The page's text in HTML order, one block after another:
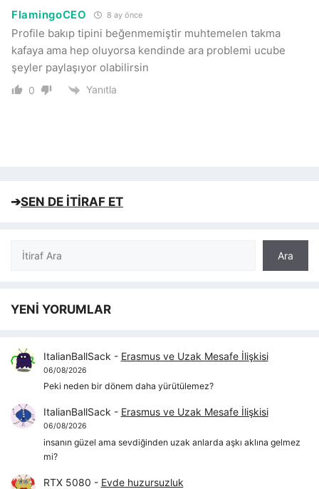
FlamingoCEO 8 ay önce
Profile bakıp tipini beğenmemiştir muhtemelen takma
kafaya ama hep oluyorsa kendinde ara problemi ucube
şeyler paylaşıyor olabilirsin
0 Yanıtla
➔SEN DE İTİRAF ET
Ara
Ara
YENİ YORUMLAR
ItalianBallSack - Erasmus ve Uzak Mesafe İlişkisi
06/08/2026
Peki neden bir dönem daha yürütülemez?
ItalianBallSack - Erasmus ve Uzak Mesafe İlişkisi
06/08/2026
insanın güzel ama sevdiğinden uzak anlarda aşkı aklına gelmez
mi?
RTX 5080 - Evde huzursuzluk